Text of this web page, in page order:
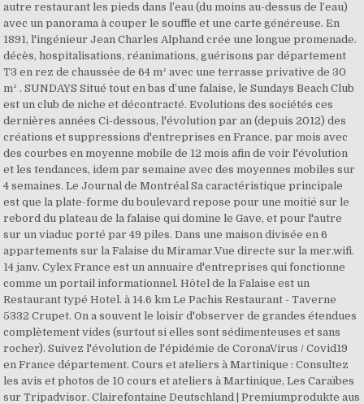
autre restaurant les pieds dans l’eau (du moins au-dessus de l’eau)
avec un panorama à couper le souffle et une carte généreuse. En
1891, l'ingénieur Jean Charles Alphand crée une longue promenade.
décès, hospitalisations, réanimations, guérisons par département
T3 en rez de chaussée de 64 m² avec une terrasse privative de 30
m² . SUNDAYS Situé tout en bas d’une falaise, le Sundays Beach Club
est un club de niche et décontracté. Evolutions des sociétés ces
dernières années Ci-dessous, l'évolution par an (depuis 2012) des
créations et suppressions d'entreprises en France, par mois avec
des courbes en moyenne mobile de 12 mois afin de voir l'évolution
et les tendances, idem par semaine avec des moyennes mobiles sur
4 semaines. Le Journal de Montréal Sa caractéristique principale
est que la plate-forme du boulevard repose pour une moitié sur le
rebord du plateau de la falaise qui domine le Gave, et pour l'autre
sur un viaduc porté par 49 piles. Dans une maison divisée en 6
appartements sur la Falaise du Miramar.Vue directe sur la mer.wifi.
14 janv. Cylex France est un annuaire d'entreprises qui fonctionne
comme un portail informationnel. Hôtel de la Falaise est un
Restaurant typé Hotel. à 14.6 km Le Pachis Restaurant - Taverne
5332 Crupet. On a souvent le loisir d'observer de grandes étendues
complètement vides (surtout si elles sont sédimenteuses et sans
rocher). Suivez l'évolution de l'épidémie de CoronaVirus / Covid19
en France département. Cours et ateliers à Martinique : Consultez
les avis et photos de 10 cours et ateliers à Martinique, Les Caraïbes
sur Tripadvisor. Clairefontaine Deutschland | Premiumprodukte aus